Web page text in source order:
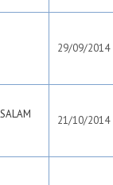
29/09/2014
21/10/2014